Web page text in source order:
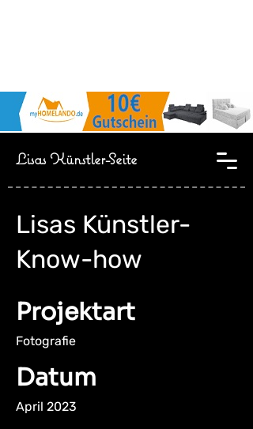
Lisas Künstler-Seite
Lisas Künstler-
Know-how
Projektart
Fotografie
Datum
April 2023